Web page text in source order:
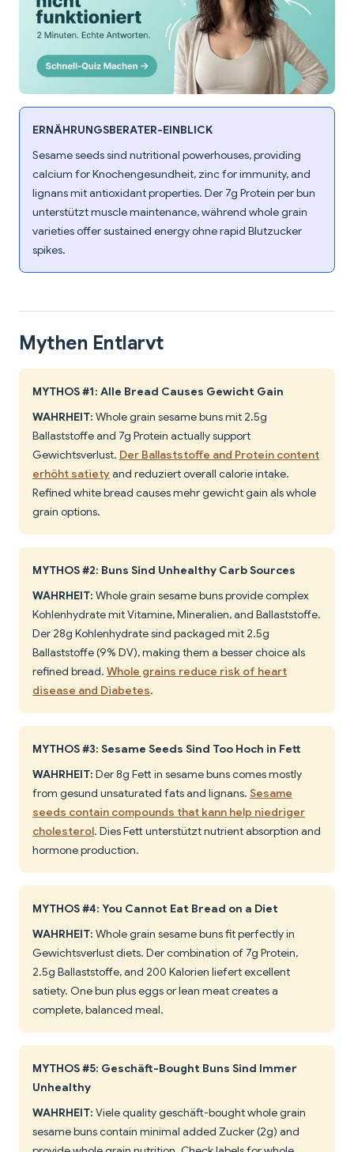
ERNÄHRUNGSBERATER-EINBLICK
Sesame seeds sind nutritional powerhouses, providing
calcium for Knochengesundheit, zinc for immunity, and
lignans mit antioxidant properties. Der 7g Protein per bun
unterstützt muscle maintenance, während whole grain
varieties offer sustained energy ohne rapid Blutzucker
spikes.
Mythen Entlarvt
MYTHOS #1: Alle Bread Causes Gewicht Gain
WAHRHEIT: Whole grain sesame buns mit 2.5g
Ballaststoffe and 7g Protein actually support
Gewichtsverlust. Der Ballaststoffe and Protein content
erhöht satietyand reduziert overall calorie intake.
Refined white bread causes mehr gewicht gain als whole
grain options.
MYTHOS #2: Buns Sind Unhealthy Carb Sources
WAHRHEIT: Whole grain sesame buns provide complex
Kohlenhydrate mit Vitamine, Mineralien, and Ballaststoffe.
Der 28g Kohlenhydrate sind packaged mit 2.5g
Ballaststoffe (9% DV), making them a besser choice als
refined bread. Whole grains reduce risk of heart
disease and Diabetes.
MYTHOS #3: Sesame Seeds Sind Too Hoch in Fett
WAHRHEIT: Der 8g Fett in sesame buns comes mostly
from gesund unsaturated fats and lignans. Sesame
seeds contain compounds that kann help niedriger
cholesterol. Dies Fett unterstützt nutrient absorption and
hormone production.
MYTHOS #4: You Cannot Eat Bread on a Diet
WAHRHEIT: Whole grain sesame buns fit perfectly in
Gewichtsverlust diets. Der combination of 7g Protein,
2.5g Ballaststoffe, and 200 Kalorien liefert excellent
satiety. One bun plus eggs or lean meat creates a
complete, balanced meal.
MYTHOS #5: Geschäft-Bought Buns Sind Immer
Unhealthy
WAHRHEIT: Viele quality geschäft-bought whole grain
sesame buns contain minimal added Zucker (2g) and